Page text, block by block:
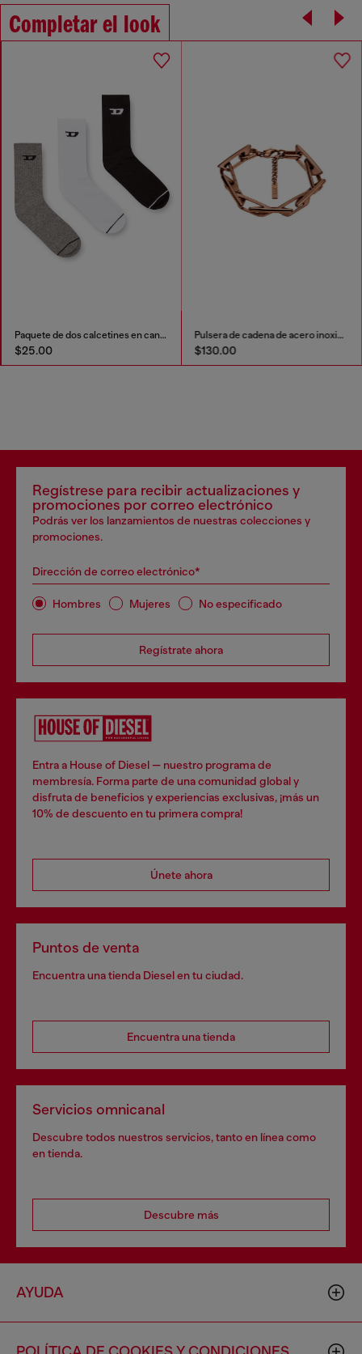
Completar el look
Paquete de dos calcetines en canalé lisos y veteados
$25.00
Pulsera de cadena de acero inoxidable
$130.00
Regístrese para recibir actualizaciones y
promociones por correo electrónico
Podrás ver los lanzamientos de nuestras colecciones y
promociones.
Dirección de correo electrónico*
Hombres Mujeres No especificado
Regístrate ahora
Entra a House of Diesel — nuestro programa de
membresía. Forma parte de una comunidad global y
disfruta de beneficios y experiencias exclusivas, ¡más un
10% de descuento en tu primera compra!
Únete ahora
Puntos de venta
Encuentra una tienda Diesel en tu ciudad.
Encuentra una tienda
Servicios omnicanal
Descubre todos nuestros servicios, tanto en línea como
en tienda.
Descubre más
AYUDA